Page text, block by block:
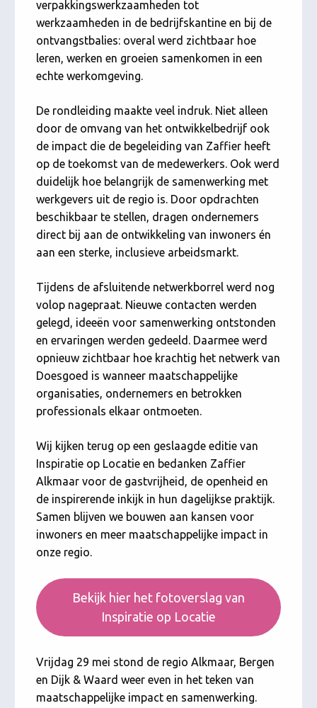
verpakkingswerkzaamheden tot
werkzaamheden in de bedrijfskantine en bij de
ontvangstbalies: overal werd zichtbaar hoe
leren, werken en groeien samenkomen in een
echte werkomgeving.
De rondleiding maakte veel indruk. Niet alleen
door de omvang van het ontwikkelbedrijf ook
de impact die de begeleiding van Zaffier heeft
op de toekomst van de medewerkers. Ook werd
duidelijk hoe belangrijk de samenwerking met
werkgevers uit de regio is. Door opdrachten
beschikbaar te stellen, dragen ondernemers
direct bij aan de ontwikkeling van inwoners én
aan een sterke, inclusieve arbeidsmarkt.
Tijdens de afsluitende netwerkborrel werd nog
volop nagepraat. Nieuwe contacten werden
gelegd, ideeën voor samenwerking ontstonden
en ervaringen werden gedeeld. Daarmee werd
opnieuw zichtbaar hoe krachtig het netwerk van
Doesgoed is wanneer maatschappelijke
organisaties, ondernemers en betrokken
professionals elkaar ontmoeten.
Wij kijken terug op een geslaagde editie van
Inspiratie op Locatie en bedanken Zaffier
Alkmaar voor de gastvrijheid, de openheid en
de inspirerende inkijk in hun dagelijkse praktijk.
Samen blijven we bouwen aan kansen voor
inwoners en meer maatschappelijke impact in
onze regio.
Bekijk hier het fotoverslag van
Inspiratie op Locatie
Vrijdag 29 mei stond de regio Alkmaar, Bergen
en Dijk & Waard weer even in het teken van
maatschappelijke impact en samenwerking.